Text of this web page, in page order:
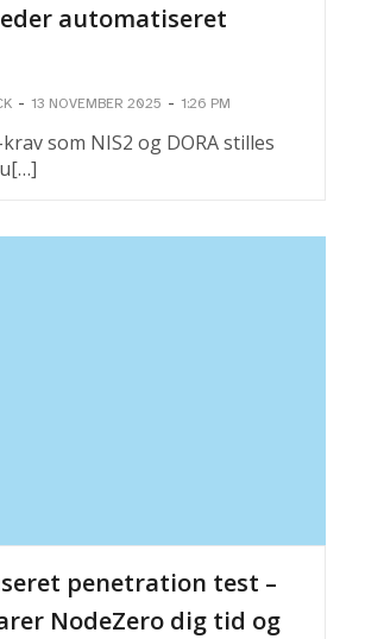
automatiseret
- 13 NOVEMBER 2025 - 1:26 PM
som NIS2 og DORA stilles
penetration test –
NodeZero dig tid og